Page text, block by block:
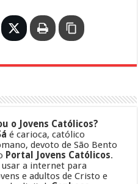
o Jovens Católicos?
é carioca, católico
devoto de São Bento
Portal Jovens Católicos.
usar a internet para
e adultos de Cristo e